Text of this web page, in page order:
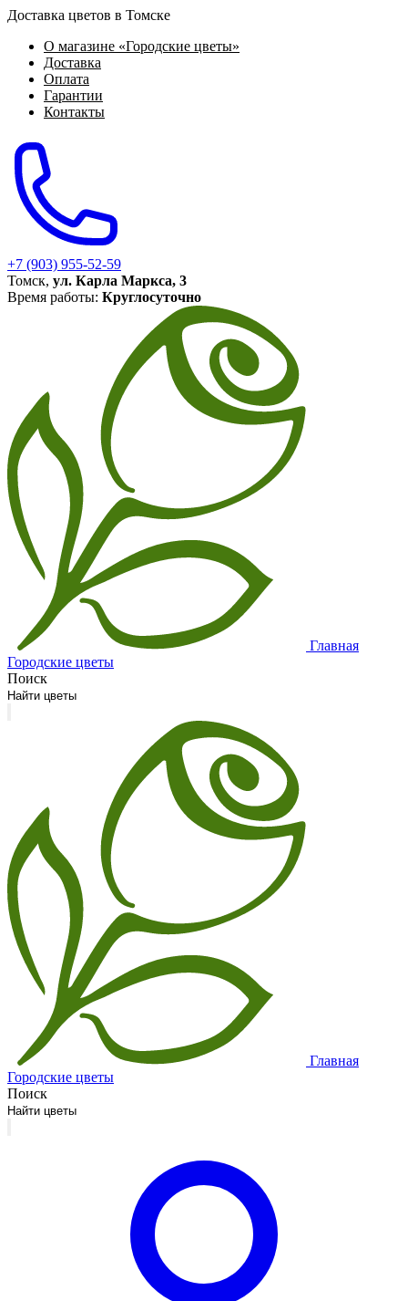
Доставка цветов в Томске
О магазине «Городские цветы»
Доставка
Оплата
Гарантии
Контакты
+7 (903) 955-52-59
Томск, ул. Карла Маркса, 3
Время работы: Круглосуточно
Главная
Городские цветы
Поиск
Главная
Городские цветы
Поиск